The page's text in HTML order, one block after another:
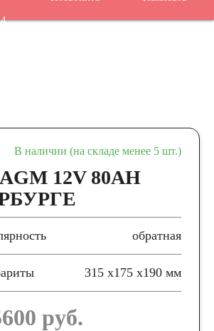
В наличии (на складе менее 5 шт.)
12V 80AH
обратная
315 x175 x190 мм
руб.